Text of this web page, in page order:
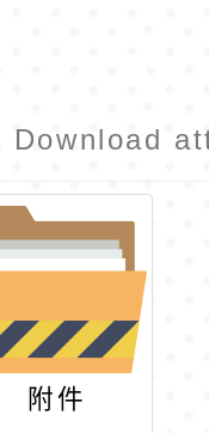
Download
附件